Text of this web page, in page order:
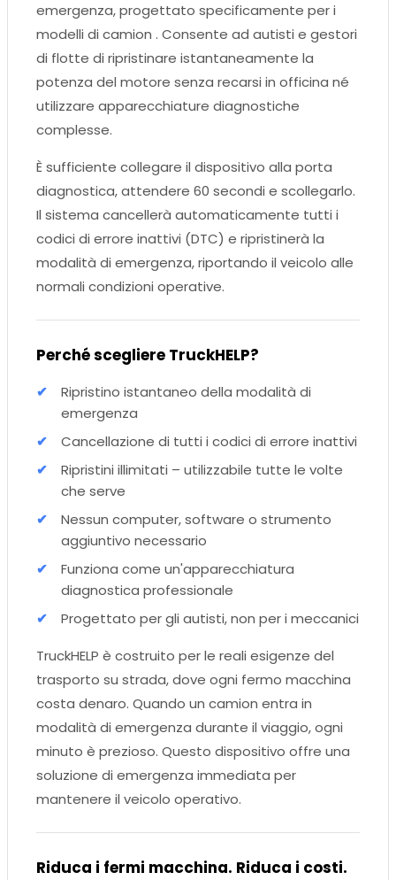
emergenza, progettato specificamente per i
modelli di camion . Consente ad autisti e gestori
di flotte di ripristinare istantaneamente la
potenza del motore senza recarsi in officina né
utilizzare apparecchiature diagnostiche
complesse.
È sufficiente collegare il dispositivo alla porta
diagnostica, attendere 60 secondi e scollegarlo.
Il sistema cancellerà automaticamente tutti i
codici di errore inattivi (DTC) e ripristinerà la
modalità di emergenza, riportando il veicolo alle
normali condizioni operative.
Perché scegliere TruckHELP?
Ripristino istantaneo della modalità di
emergenza
Cancellazione di tutti i codici di errore inattivi
Ripristini illimitati – utilizzabile tutte le volte
che serve
Nessun computer, software o strumento
aggiuntivo necessario
Funziona come un'apparecchiatura
diagnostica professionale
Progettato per gli autisti, non per i meccanici
TruckHELP è costruito per le reali esigenze del
trasporto su strada, dove ogni fermo macchina
costa denaro. Quando un camion entra in
modalità di emergenza durante il viaggio, ogni
minuto è prezioso. Questo dispositivo offre una
soluzione di emergenza immediata per
mantenere il veicolo operativo.
Riduca i fermi macchina. Riduca i costi.